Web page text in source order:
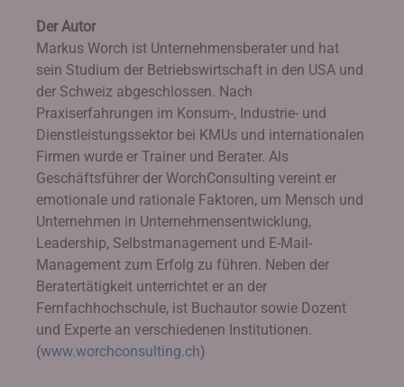
Der Autor
Markus Worch ist Unternehmensberater und hat
sein Studium der Betriebswirtschaft in den USA und
der Schweiz abgeschlossen. Nach
Praxiserfahrungen im Konsum-, Industrie- und
Dienstleistungssektor bei KMUs und internationalen
Firmen wurde er Trainer und Berater. Als
Geschäftsführer der WorchConsulting vereint er
emotionale und rationale Faktoren, um Mensch und
Unternehmen in Unternehmensentwicklung,
Leadership, Selbstmanagement und E-Mail-
Management zum Erfolg zu führen. Neben der
Beratertätigkeit unterrichtet er an der
Fernfachhochschule, ist Buchautor sowie Dozent
und Experte an verschiedenen Institutionen.
(www.worchconsulting.ch)